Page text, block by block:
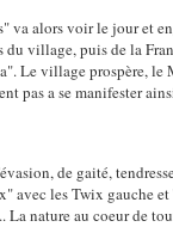
va alors voir le jour et
village, puis de la
Le village prospère,
pas a se manifester
de gaité,
avec les Twix gauche
La nature au coeur de